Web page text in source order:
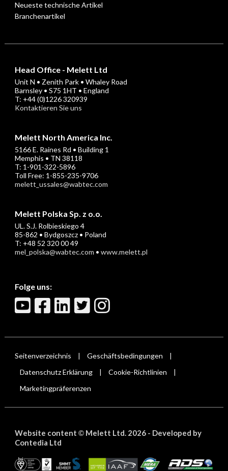
Neueste technische Artikel
Branchenartikel
Head Office - Melett Ltd
Unit N • Zenith Park • Whaley Road
Barnsley • S75 1HT • England
T: +44 (0)1226 320939
Kontaktieren Sie uns
Melett North America Inc.
5166 E. Raines Rd • Building 1
Memphis • TN 38118
T: 1-901-322-5896
Toll Free: 1-855-235-9706
melett_ussales@wabtec.com
Melett Polska Sp. z o.o.
UL. S.J. Rolbieskiego 4
85-862 • Bydgoszcz • Poland
T: +48 52 320 00 49
mel_polska@wabtec.com • www.melett.pl
Folge uns:
Seitenverzeichnis Geschäftsbedingungen
Datenschutz Erklärung Cookie-Richtlinien
Marketingpräferenzen
Website content ©Melett Ltd. 2026 - Developed by
Contedia Ltd